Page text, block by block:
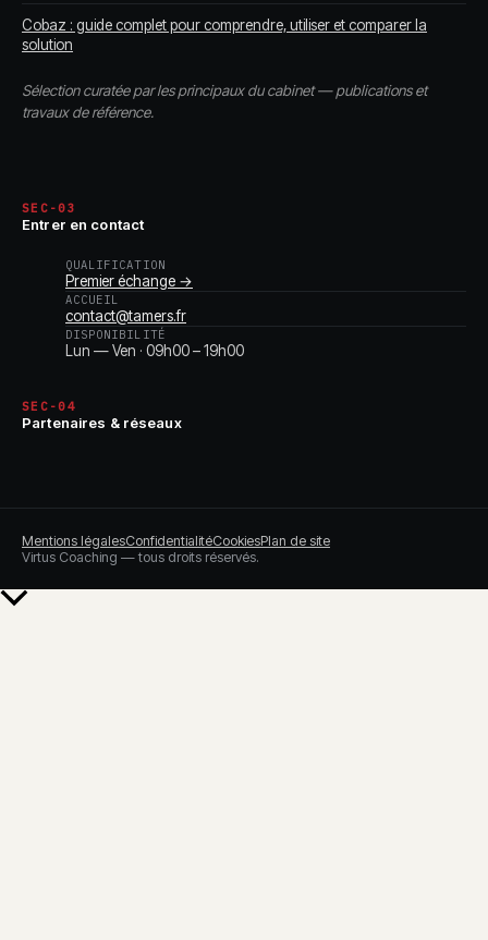
Cobaz : guide complet pour comprendre, utiliser et comparer la
solution
Sélection curatée par les principaux du cabinet — publications et
travaux de référence.
SEC-03
Entrer en contact
QUALIFICATION
Premier échange →
ACCUEIL
contact@tamers.fr
DISPONIBILITÉ
Lun — Ven · 09h00 – 19h00
SEC-04
Partenaires & réseaux
Mentions légalesConfidentialitéCookiesPlan de site
Virtus Coaching — tous droits réservés.